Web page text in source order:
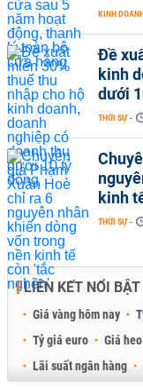
KINH
Đề
kinh
dưới
THỜI SỰ -
kinh
THỜI SỰ -
LIÊN KẾT NỔI BẬT
Giá vàng hôm nay
Tỷ giá euro
Giá
Lãi suất ngân hàng